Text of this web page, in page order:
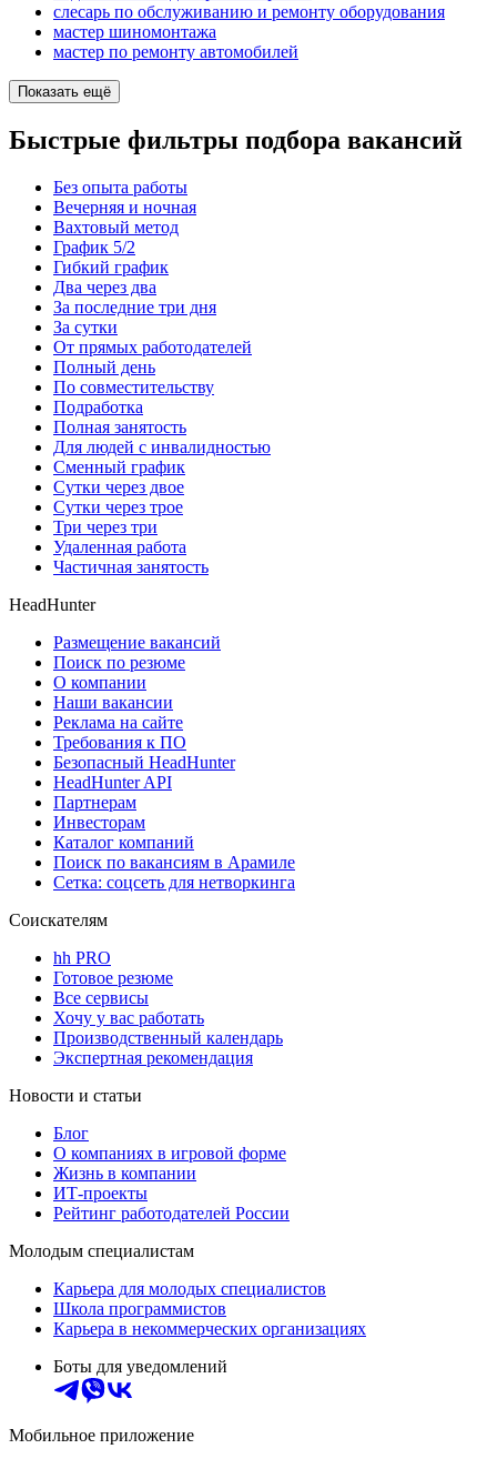
слесарь по обслуживанию и ремонту оборудования
мастер шиномонтажа
мастер по ремонту автомобилей
Показать ещё
Быстрые фильтры подбора вакансий
Без опыта работы
Вечерняя и ночная
Вахтовый метод
График 5/2
Гибкий график
Два через два
За последние три дня
За сутки
От прямых работодателей
Полный день
По совместительству
Подработка
Полная занятость
Для людей с инвалидностью
Сменный график
Сутки через двое
Сутки через трое
Три через три
Удаленная работа
Частичная занятость
HeadHunter
Размещение вакансий
Поиск по резюме
О компании
Наши вакансии
Реклама на сайте
Требования к ПО
Безопасный HeadHunter
HeadHunter API
Партнерам
Инвесторам
Каталог компаний
Поиск по вакансиям в Арамиле
Сетка: соцсеть для нетворкинга
Соискателям
hh PRO
Готовое резюме
Все сервисы
Хочу у вас работать
Производственный календарь
Экспертная рекомендация
Новости и статьи
Блог
О компаниях в игровой форме
Жизнь в компании
ИТ-проекты
Рейтинг работодателей России
Молодым специалистам
Карьера для молодых специалистов
Школа программистов
Карьера в некоммерческих организациях
Боты для уведомлений
Мобильное приложение